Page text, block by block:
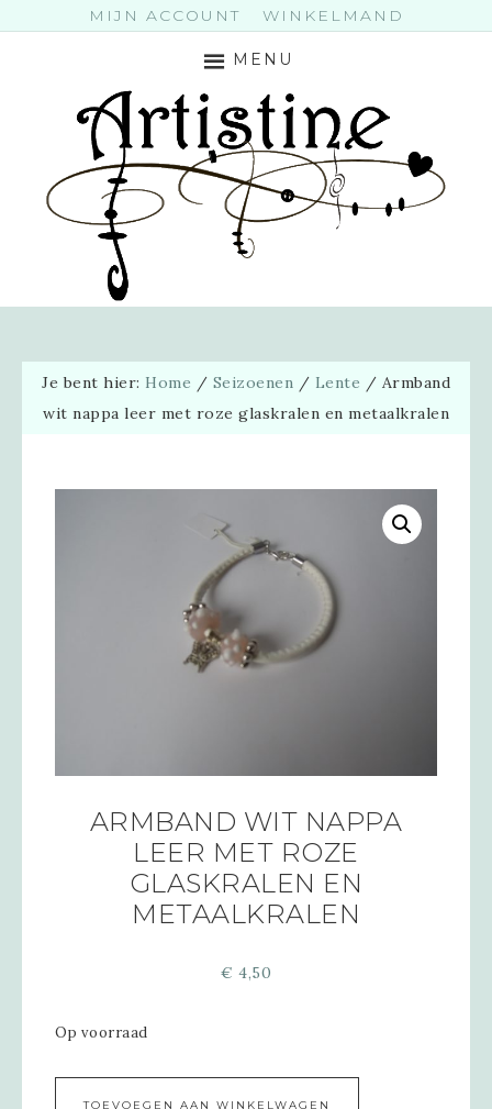
MIJN ACCOUNT WINKELMAND
MENU
Je bent hier: Home / Seizoenen / Lente / Armband
wit nappa leer met roze glaskralen en metaalkralen
ARMBAND WIT NAPPA
LEER MET ROZE
GLASKRALEN EN
METAALKRALEN
€ 4,50
Op voorraad
TOEVOEGEN AAN WINKELWAGEN